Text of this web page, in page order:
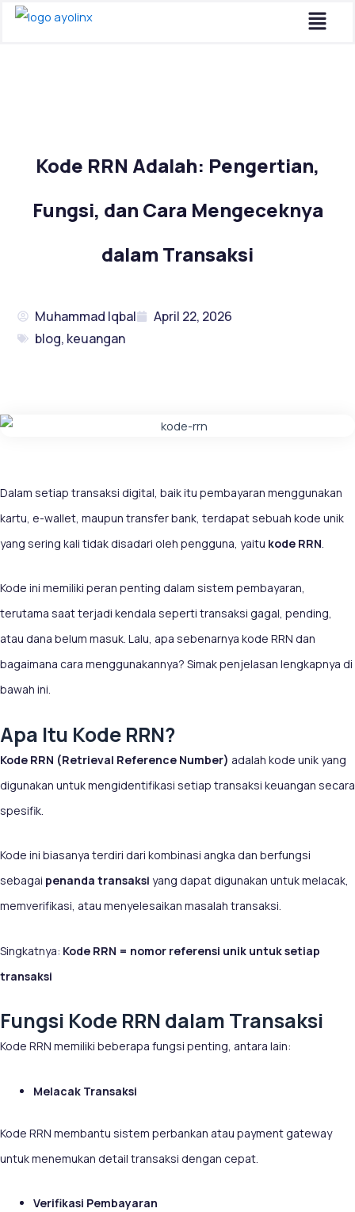
Lewati
Menu
Kode RRN Adalah: Pengertian,
Fungsi, dan Cara Mengeceknya
dalam Transaksi
Muhammad Iqbal
April 22, 2026
blog, keuangan
Dalam setiap transaksi digital, baik itu pembayaran menggunakan
kartu, e-wallet, maupun transfer bank, terdapat sebuah kode unik
yang sering kali tidak disadari oleh pengguna, yaitu kode RRN.
Kode ini memiliki peran penting dalam sistem pembayaran,
terutama saat terjadi kendala seperti transaksi gagal, pending,
atau dana belum masuk. Lalu, apa sebenarnya kode RRN dan
bagaimana cara menggunakannya? Simak penjelasan lengkapnya di
bawah ini.
Apa Itu Kode RRN?
Kode RRN (Retrieval Reference Number) adalah kode unik yang
digunakan untuk mengidentifikasi setiap transaksi keuangan secara
spesifik.
Kode ini biasanya terdiri dari kombinasi angka dan berfungsi
sebagai penanda transaksi yang dapat digunakan untuk melacak,
memverifikasi, atau menyelesaikan masalah transaksi.
Singkatnya: Kode RRN = nomor referensi unik untuk setiap
transaksi
Fungsi Kode RRN dalam Transaksi
Kode RRN memiliki beberapa fungsi penting, antara lain:
Melacak Transaksi
Kode RRN membantu sistem perbankan atau payment gateway
untuk menemukan detail transaksi dengan cepat.
Verifikasi Pembayaran